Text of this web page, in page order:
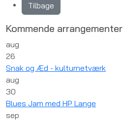
Tilbage
Kommende arrangementer
aug
26
Snak og Æd - kulturnetværk
aug
30
Blues Jam med HP Lange
sep